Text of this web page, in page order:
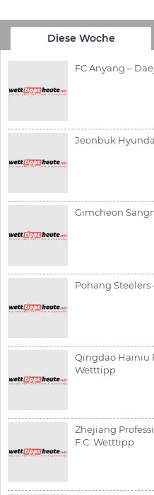
Diese Woche
FC Anyang –
Jeonbuk
Gimcheon
Pohang
Qingdao Hainiu
Wetttipp
Zhejiang
F.C. Wetttipp